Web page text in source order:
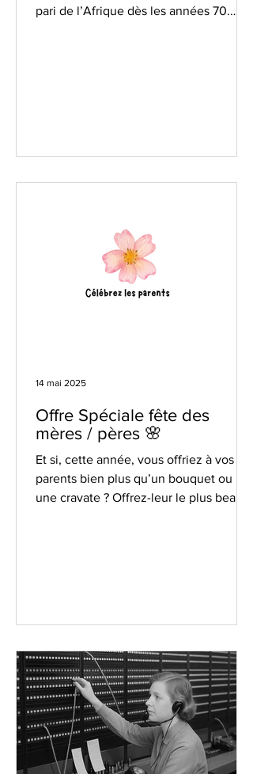
pari de l’Afrique dès les années 70.
Offre Spéciale fête des
mères / pères 🌸
Et si, cette année, vous offriez à vos
parents bien plus qu’un bouquet ou
une cravate ? Offrez-leur le plus beau
14 mai 2025